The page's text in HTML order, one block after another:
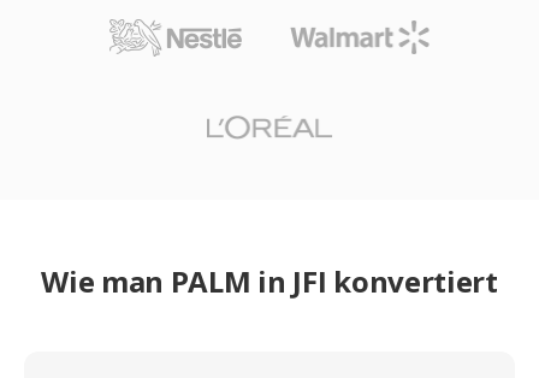
Wie man PALM in JFI konvertiert